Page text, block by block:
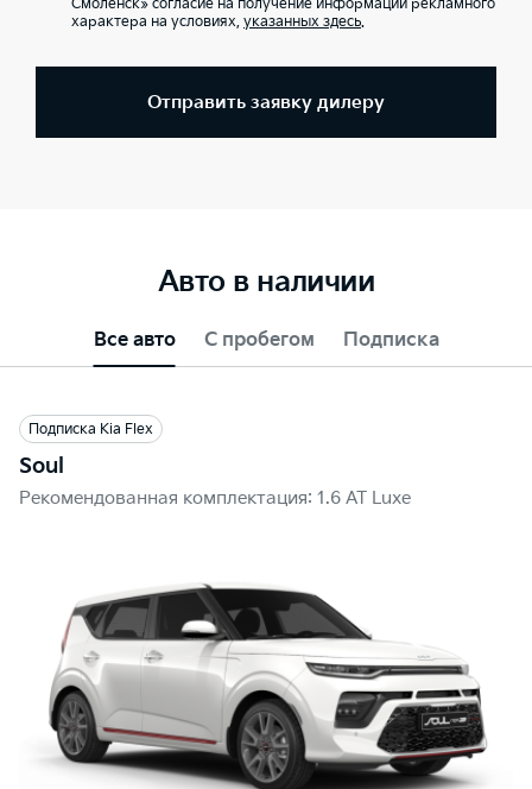
Смоленск» согласие на получение информации рекламного
характера на условиях, указанных здесь.
Отправить заявку дилеру
Авто в наличии
Все авто С пробегом Подписка
Подписка Kia Flex
Soul
Рекомендованная комплектация: 1.6 AT Luxe